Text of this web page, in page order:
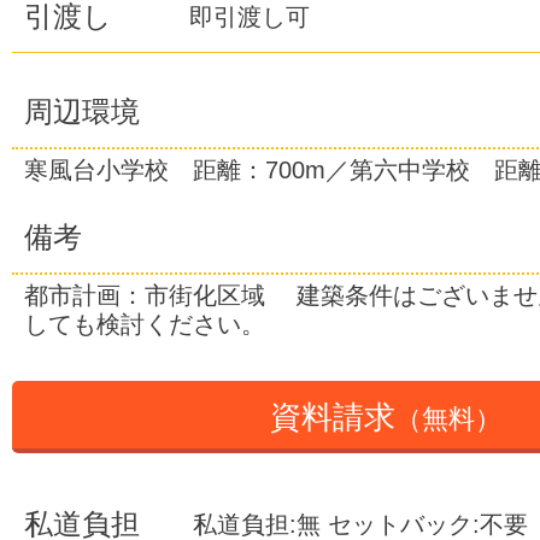
引渡し 即引渡し可
周辺環境
寒風台小学校 距離：700m／第六中学校 距
備考
都市計画：市街化区域 建築条件はございませ
しても検討ください。
資料請求 （無料）
私道負担 私道負担:無 セットバック:不要